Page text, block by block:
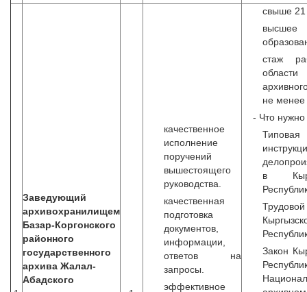
Заведующий
архивохранилищем
Базар-Коргонского
районного
государственного
архива Жалал-
Абадского
качественное
исполнение
поручений
вышестоящего
руководства.
качественная
подготовка
документов,
информации,
ответов на
запросы.
эффективное
свыше 21
высшее
стаж
области
не менее
- Что нужно
Типовая
в
Закон